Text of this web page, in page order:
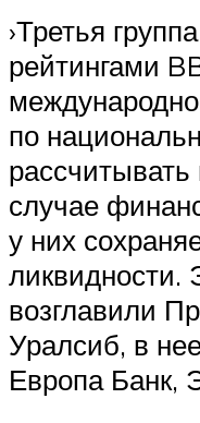
›Третья
рейтингами
по
случае
у них
ликвидности.
возглавили
Уралсиб, в
Европа Банк,